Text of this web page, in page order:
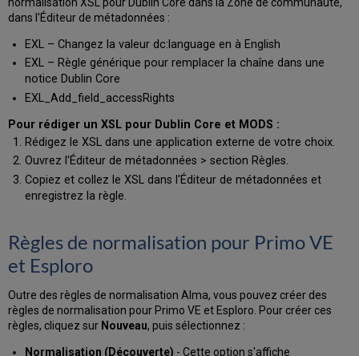
dans l'Éditeur de métadonnées :
EXL – Changez la valeur dc:language en à English
EXL – Règle générique pour remplacer la chaîne dans une
notice Dublin Core
EXL_Add_field_accessRights
Pour rédiger un XSL pour Dublin Core et MODS :
Rédigez le XSL dans une application externe de votre choix.
Ouvrez l'Éditeur de métadonnées > section Règles.
Copiez et collez le XSL dans l'Éditeur de métadonnées et
enregistrez la règle.
Règles de normalisation pour Primo VE
et Esploro
Outre des règles de normalisation Alma, vous pouvez créer des
règles de normalisation pour Primo VE et Esploro. Pour créer ces
règles, cliquez sur Nouveau, puis sélectionnez :
Normalisation (Découverte) - Cette option s'affiche